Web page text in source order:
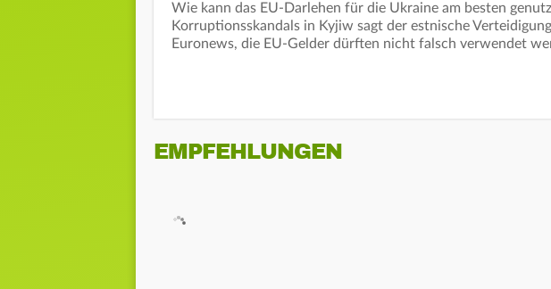
Wie kann das EU-Darlehen für die Ukraine am besten
Korruptionsskandals in Kyjiw sagt der estnische
Euronews, die EU-Gelder dürften nicht falsch verwendet
EMPFEHLUNGEN